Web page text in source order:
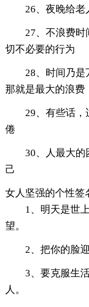
26、夜晚给老
27、不浪费时
切不必要的行为
28、时间乃是
那就是最大的浪费
29、有些话，
倦
30、人最大的
己
女人坚强的个性签
1、明天是世
望。
2、把你的脸
3、要克服生
人。